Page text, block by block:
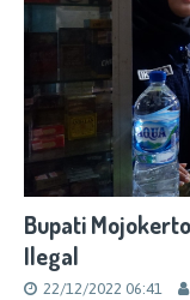
Bupati
Ilegal
22/12/2022 06:41